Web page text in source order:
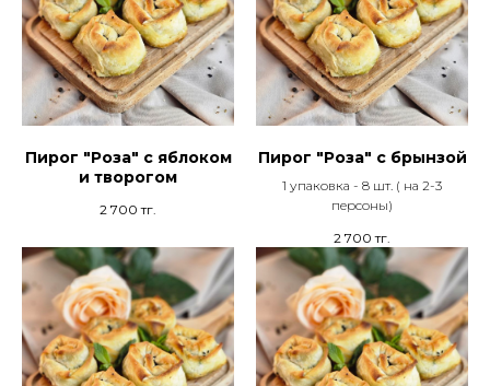
Пирог "Роза" с яблоком
и творогом
2 700 тг.
Пирог "Роза" с брынзой
1 упаковка - 8 шт. ( на 2-3
персоны)
2 700 тг.